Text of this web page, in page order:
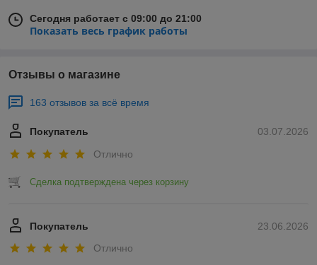
Сегодня работает с 09:00 до 21:00
Показать весь график работы
Отзывы о магазине
163 отзывов за всё время
03.07.2026
Покупатель
Отлично
Сделка подтверждена через корзину
23.06.2026
Покупатель
Отлично